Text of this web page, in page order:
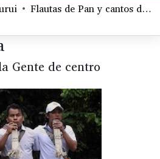
Flautas de Pan y cantos de fakariya del grupo Kaɨ Komuiya Uai
Gente de centro